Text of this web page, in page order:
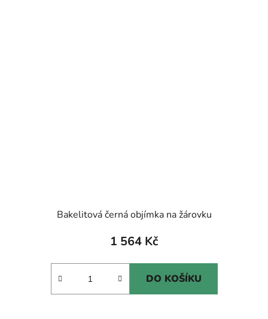
Bakelitová černá objímka na žárovku
1 564 Kč
DO KOŠÍKU